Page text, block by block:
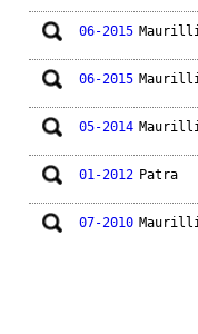
06-2015
06-2015
05-2014
01-2012 Patra
07-2010